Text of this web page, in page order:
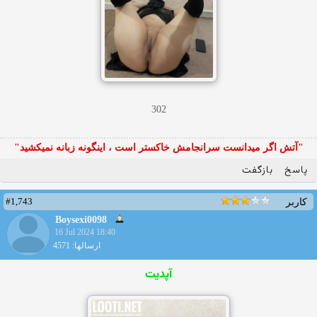
302
"آتش اگر ميدانست سرانجامش خاكستر است ، اينگونه زبانه نميكشيد"
پاسخ بازگفت
کاربر
#1,743
Boysexi0098
16 Jul 2024 18:40
ارسالها: 4571
آپدیت